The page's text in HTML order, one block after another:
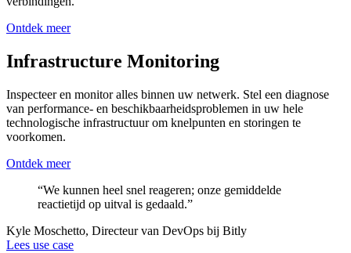
Ontdek meer
Infrastructure Monitoring
Inspecteer en monitor alles binnen uw netwerk. Stel een diagnose
van performance- en beschikbaarheidsproblemen in uw hele
technologische infrastructuur om knelpunten en storingen te
voorkomen.
Ontdek meer
“We kunnen heel snel reageren; onze gemiddelde
reactietijd op uitval is gedaald.”
Kyle Moschetto, Directeur van DevOps bij Bitly
Lees use case